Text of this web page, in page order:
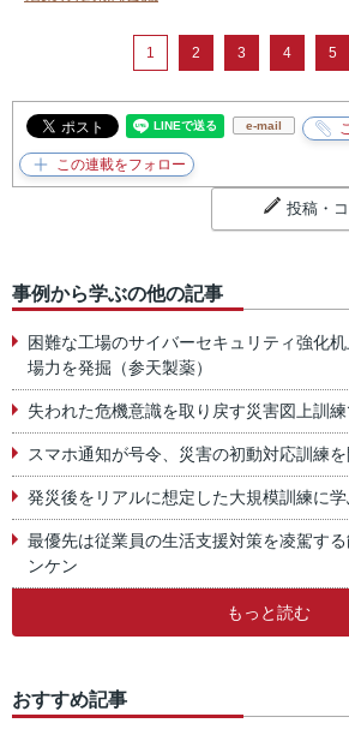
1 2 3 4 5
e-mail
投稿・
事例から学ぶの他の記事
困難な工場のサイバーセキュリティ強化
場力を発掘（参天製薬）
失われた危機意識を取り戻す災害図上訓
スマホ通知が号令、災害の初動対応訓練
発災後をリアルに想定した大規模訓練に
最優先は従業員の生活支援対策を凌駕す
ンケン
もっと読む
おすすめ記事